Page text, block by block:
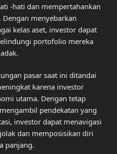
-hati dan mempertahankan
menyebarkan
kelas aset, investor dapat
portofolio mereka
pasar saat ini ditandai
karena investor
utama. Dengan tetap
pendekatan yang
investor dapat menavigasi
dan memposisikan diri
panjang.